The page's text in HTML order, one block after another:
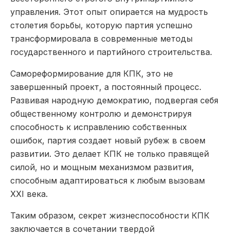
управления. Этот опыт опирается на мудрость
столетия борьбы, которую партия успешно
трансформировала в современные методы
государственного и партийного строительства.
Самореформирование для КПК, это не
завершенный проект, а постоянный процесс.
Развивая народную демократию, подвергая себя
общественному контролю и демонстрируя
способность к исправлению собственных
ошибок, партия создает новый рубеж в своем
развитии. Это делает КПК не только правящей
силой, но и мощным механизмом развития,
способным адаптироваться к любым вызовам
XXI века.
Таким образом, секрет жизнеспособности КПК
заключается в сочетании твердой